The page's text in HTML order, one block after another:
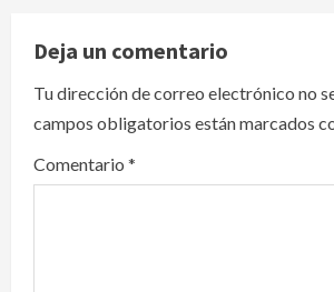
v
i
g
a
Deja un comentario
Tu dirección de correo electrónico no
campos obligatorios están marcados
Comentario *